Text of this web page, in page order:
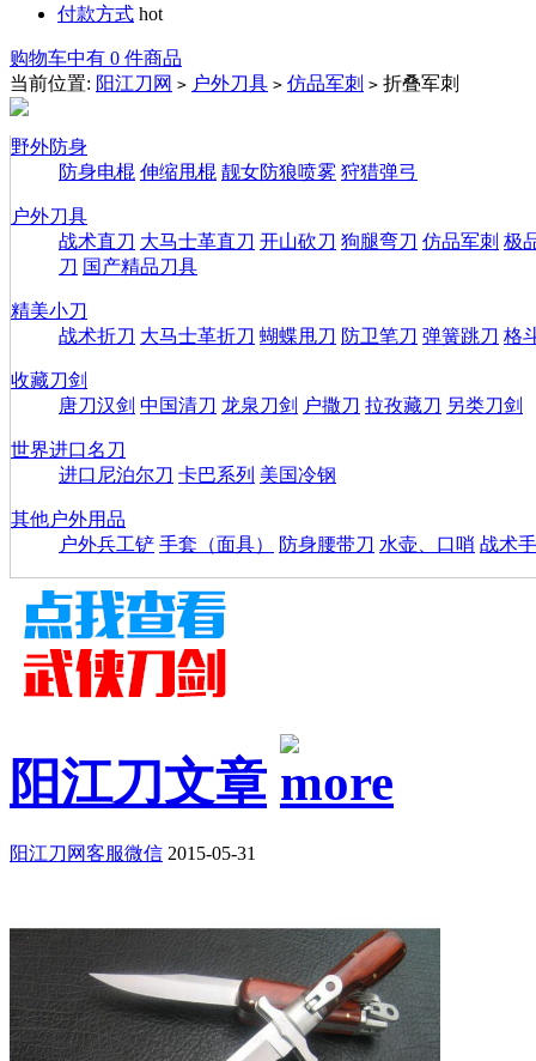
付款方式 hot
购物车中有 0 件商品
当前位置: 阳江刀网 > 户外刀具 > 仿品军刺 > 折叠军刺
野外防身
防身电棍 伸缩甩棍 靓女防狼喷雾 狩猎弹弓
户外刀具
战术直刀 大马士革直刀 开山砍刀 狗腿弯刀 仿品军刺 极
刀 国产精品刀具
精美小刀
战术折刀 大马士革折刀 蝴蝶甩刀 防卫笔刀 弹簧跳刀 格
收藏刀剑
唐刀汉剑 中国清刀 龙泉刀剑 户撒刀 拉孜藏刀 另类刀剑
世界进口名刀
进口尼泊尔刀 卡巴系列 美国冷钢
其他户外用品
户外兵工铲 手套（面具） 防身腰带刀 水壶、口哨 战术
阳江刀文章
阳江刀网客服微信 2015-05-31